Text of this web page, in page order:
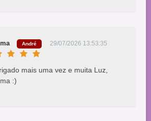
André 29/07/2026 13:53:35
mais uma vez e muita Luz,
:)